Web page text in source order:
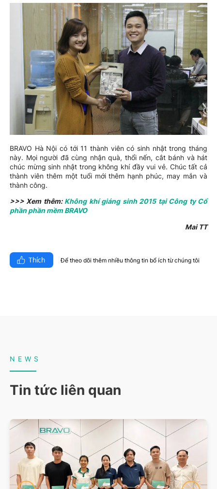
BRAVO Hà Nội có tới 11 thành viên có sinh nhật trong tháng
này. Mọi người đã cùng nhận quà, thổi nến, cắt bánh và hát
chúc mừng sinh nhật trong không khí đầy vui vẻ. Chúc tất cả
thành viên thêm một tuổi mới thêm hạnh phúc, may mắn và
thành công.
>>> Xem thêm: Không khí giáng sinh 2015 tại Công ty Cổ
phần phần mềm BRAVO
Mai TT
Thích Để theo dõi thêm nhiều thông tin bổ ích từ chúng tôi​
NEWS
Tin tức liên quan